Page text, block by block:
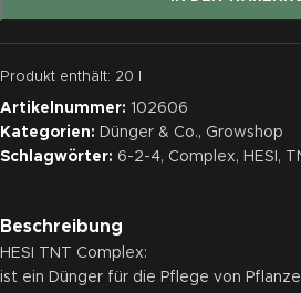
Produkt enthält: 20
Artikelnummer: 102606
Kategorien: Dünger & Co., Growshop
Schlagwörter: 6-2-4, Complex, HESI ,
Beschreibung
HESI TNT Complex:
ist ein Dünger für die Pflege von